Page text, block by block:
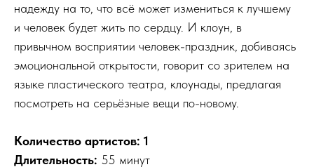
надежду на то, что всё может измениться к лучшему
и человек будет жить по сердцу. И клоун, в
привычном восприятии человек-праздник, добиваясь
эмоциональной открытости, говорит со зрителем на
языке пластического театра, клоунады, предлагая
посмотреть на серьёзные вещи по-новому.
Количество артистов: 1
Длительность: 55 минут